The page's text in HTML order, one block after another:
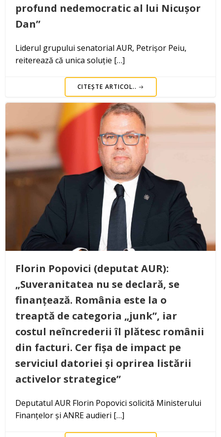
profund nedemocratic al lui Nicușor
Dan”
Liderul grupului senatorial AUR, Petrișor Peiu,
reiterează că unica soluție […]
CITEȘTE ARTICOL..
Florin Popovici (deputat AUR):
„Suveranitatea nu se declară, se
finanțează. România este la o
treaptă de categoria „junk”, iar
costul neîncrederii îl plătesc românii
din facturi. Cer fișa de impact pe
serviciul datoriei și oprirea listării
activelor strategice”
Deputatul AUR Florin Popovici solicită Ministerului
Finanțelor și ANRE audieri […]